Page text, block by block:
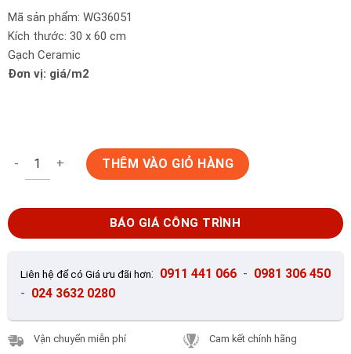
Mã sản phẩm: WG36051
Kích thước: 30 x 60 cm
Gạch Ceramic
Đơn vị: giá/m2
Gạch ốp tường 30x60 Bạch Mã WG36051 số lượng
THÊM VÀO GIỎ HÀNG
BÁO GIÁ CÔNG TRÌNH
Liên hệ để có Giá ưu đãi hơn: 0911 441 066 - 0981 306 450
- 024 3632 0280
Vận chuyển miễn phí
Cam kết chính hãng